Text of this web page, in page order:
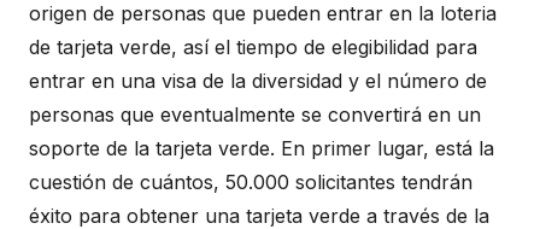
origen de personas que pueden entrar en la loteria
de tarjeta verde, así el tiempo de elegibilidad para
entrar en una visa de la diversidad y el número de
personas que eventualmente se convertirá en un
soporte de la tarjeta verde. En primer lugar, está la
cuestión de cuántos, 50.000 solicitantes tendrán
éxito para obtener una tarjeta verde a través de la